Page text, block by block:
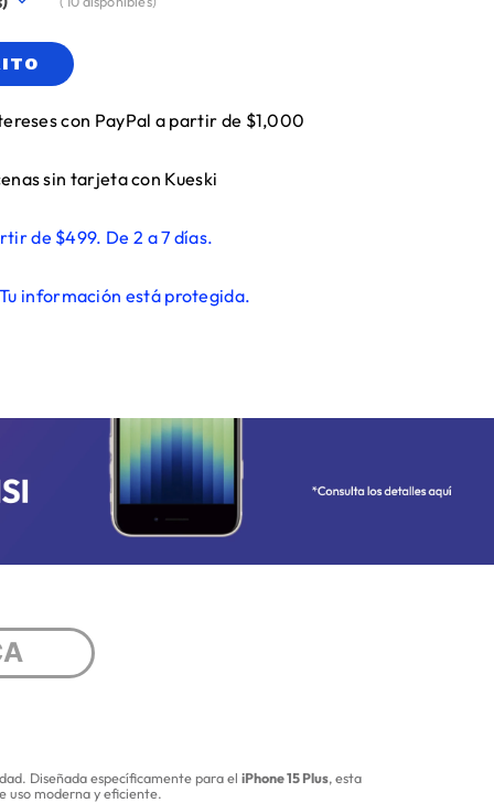
con PayPal a partir de $1,000
sin tarjeta con Kueski
de $499. De 2 a 7 días.
información está protegida.
Diseñada específicamente para el iPhone 15 Plus, esta
uso moderna y eficiente.